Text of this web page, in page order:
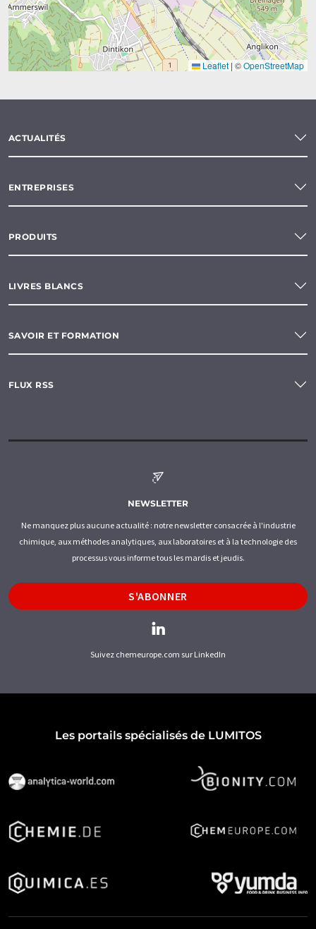
Leaflet|©OpenStreetMap
ACTUALITÉS
ENTREPRISES
PRODUITS
LIVRES BLANCS
SAVOIR ET FORMATION
FLUX RSS
NEWSLETTER
Ne manquez plus aucune actualité : notre newsletter consacrée à l'industrie
chimique, aux méthodes analytiques, aux laboratoires et à la technologie des
processus vous informe tous les mardis et jeudis.
S'ABONNER
Suivez chemeurope.com sur LinkedIn
Les portails spécialisés de LUMITOS